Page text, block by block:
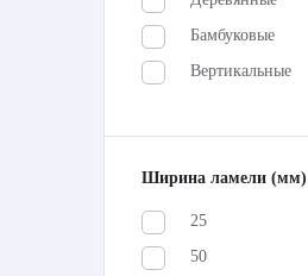
Бамбуковые
Вертикальные
Ширина ламели (мм)
25
50